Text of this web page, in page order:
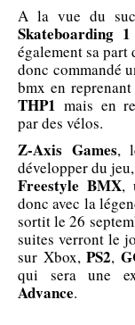
A la vue du
Skateboarding 1
également sa part
donc commandé
bmx en
THP1 mais en
par des vélos.
Z-Axis Games,
développer du
Freestyle BMX,
donc avec la
sortit le 26
suites verront le
sur Xbox, PS2,
qui sera une
Advance.